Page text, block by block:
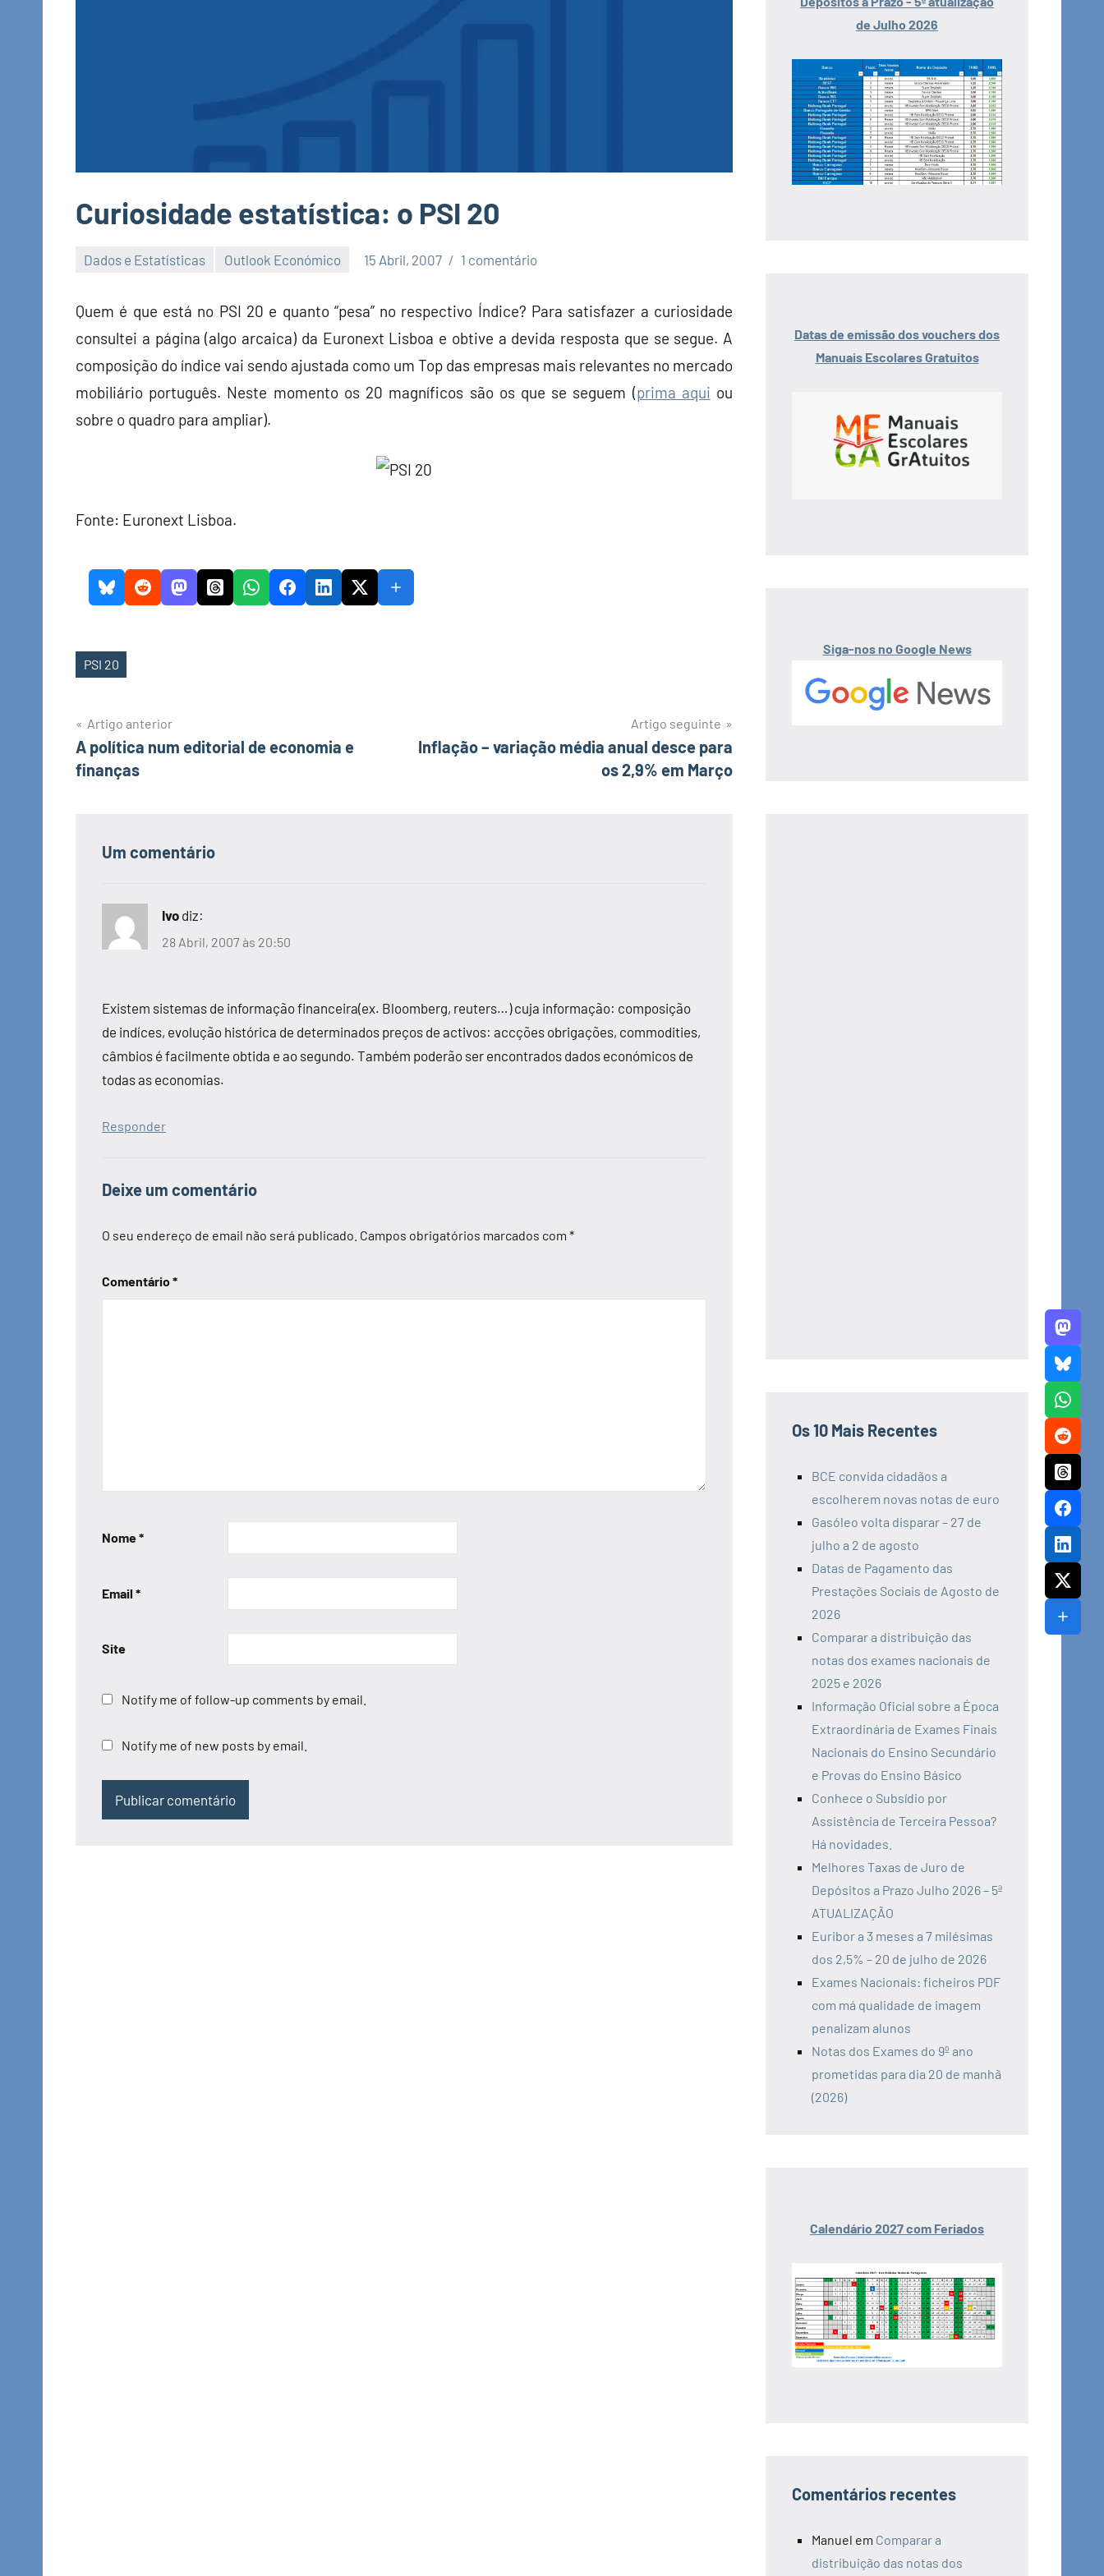
Curiosidade estatística: o PSI 20
Dados e Estatísticas Outlook Económico 15 Abril, 2007
Finanças
1 comentário
Quem é que está no PSI 20 e quanto “pesa” no respectivo Índice? Para satisfazer a curiosidade
consultei a página (algo arcaica) da Euronext Lisboa e obtive a devida resposta que se segue. A
composição do índice vai sendo ajustada como um Top das empresas mais relevantes no mercado
mobiliário português. Neste momento os 20 magníficos são os que se seguem (prima aqui ou
sobre o quadro para ampliar).
Fonte: Euronext Lisboa.
Etiquetas
PSI 20
Navegação
de
Artigo anterior
A política num editorial de economia e
finanças
Artigo seguinte
Inflação – variação média anual desce para
os 2,9% em Março
Um comentário
Ivo diz:
28 Abril, 2007 às 20:50
Existem sistemas de informação financeira(ex. Bloomberg, reuters…) cuja informação: composição
de indíces, evolução histórica de determinados preços de activos: accções obrigações, commodities,
câmbios é facilmente obtida e ao segundo. Também poderão ser encontrados dados económicos de
todas as economias.
Responder
Deixe um comentário
O seu endereço de email não será publicado. Campos obrigatórios marcados com *
Comentário*
Nome*
Email *
Site
Notify me of follow-up comments by email.
Notify me of new posts by email.
de Julho 2026
Datas de emissão dos vouchers dos
Manuais Escolares Gratuitos
Siga-nos no Google News
Os 10 Mais Recentes
BCE convida cidadãos a
escolherem novas notas de euro
Gasóleo volta disparar – 27 de
julho a 2 de agosto
Datas de Pagamento das
Prestações Sociais de Agosto de
2026
Comparar a distribuição das
notas dos exames nacionais de
2025 e 2026
Informação Oficial sobre a Época
Extraordinária de Exames Finais
Nacionais do Ensino Secundário
e Provas do Ensino Básico
Conhece o Subsídio por
Assistência de Terceira Pessoa?
Há novidades.
Melhores Taxas de Juro de
Depósitos a Prazo Julho 2026 – 5ª
ATUALIZAÇÃO
Euribor a 3 meses a 7 milésimas
dos 2,5% – 20 de julho de 2026
Exames Nacionais: ficheiros PDF
com má qualidade de imagem
penalizam alunos
Notas dos Exames do 9º ano
prometidas para dia 20 de manhã
(2026)
Calendário 2027 com Feriados
Comentários recentes
Manuel em Comparar a
distribuição das notas dos